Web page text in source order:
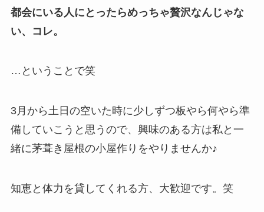
都会にいる人にとったらめっちゃ贅沢なんじゃな
い、コレ。
…ということで笑
3月から土日の空いた時に少しずつ板やら何やら準
備していこうと思うので、興味のある方は私と一
緒に茅葺き屋根の小屋作りをやりませんか♪
知恵と体力を貸してくれる方、大歓迎です。笑